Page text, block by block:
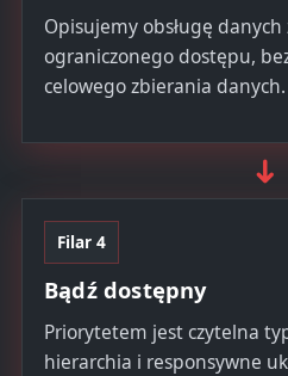
Opisujemy obsługę
ograniczonego dostępu,
celowego zbierania danych.
➜
Filar 4
Bądź dostępny
Priorytetem jest czytelna
hierarchia i responsywne